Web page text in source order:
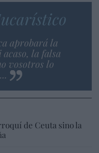
aprobará la
la falsa
vosotros lo
de Ceuta sino la